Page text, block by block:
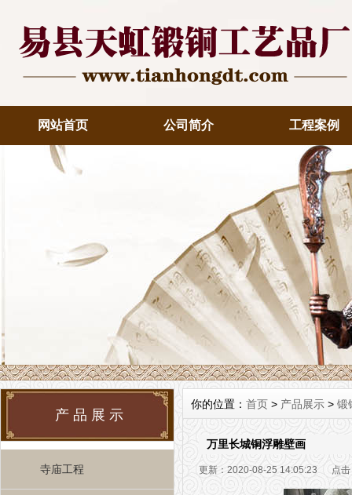
网站首页 公司简介 工程案例
产品展示
寺庙工程
你的位置： 首页 > 产品展示 > 锻
万里长城铜浮雕壁画
更新：2020-08-25 14:05:23 点击